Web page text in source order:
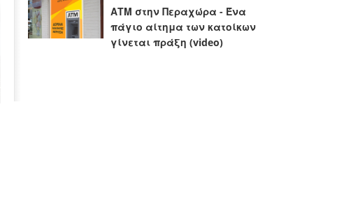
ΑΤΜ στην Περαχώρα - Ένα
πάγιο αίτημα των κατοίκων
γίνεται πράξη (video)